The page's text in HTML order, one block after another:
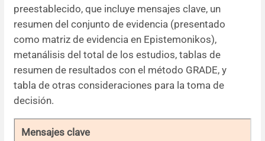
preestablecido, que incluye mensajes clave, un
resumen del conjunto de evidencia (presentado
como matriz de evidencia en Epistemonikos),
metanálisis del total de los estudios, tablas de
resumen de resultados con el método GRADE, y
tabla de otras consideraciones para la toma de
decisión.
Mensajes clave